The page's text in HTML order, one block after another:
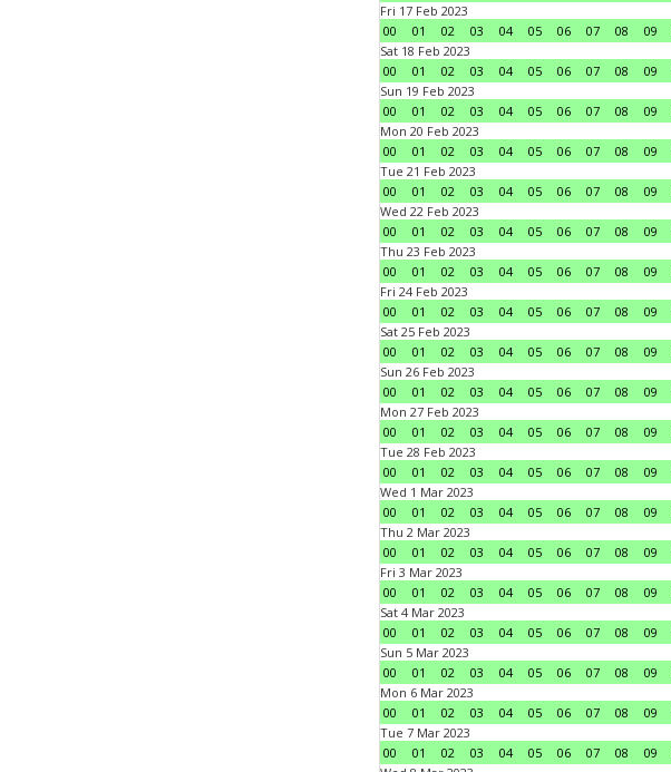
Fri 17 Feb 2023
00
01 02 03 04 05 06 07 08 09
Sat 18 Feb 2023
00
01 02 03 04 05 06 07 08 09
Sun 19 Feb 2023
00
01 02 03 04 05 06 07 08 09
Mon 20 Feb 2023
00
01 02 03 04 05 06 07 08 09
Tue 21 Feb 2023
00
01 02 03 04 05 06 07 08 09
Wed 22 Feb 2023
00
01 02 03 04 05 06 07 08 09
Thu 23 Feb 2023
00
01 02 03 04 05 06 07 08 09
Fri 24 Feb 2023
00
01 02 03 04 05 06 07 08 09
Sat 25 Feb 2023
00
01 02 03 04 05 06 07 08 09
Sun 26 Feb 2023
00
01 02 03 04 05 06 07 08 09
Mon 27 Feb 2023
00
01 02 03 04 05 06 07 08 09
Tue 28 Feb 2023
00
01 02 03 04 05 06 07 08 09
Wed 1 Mar 2023
00
01 02 03 04 05 06 07 08 09
Thu 2 Mar 2023
00
01 02 03 04 05 06 07 08 09
Fri 3 Mar 2023
00
01 02 03 04 05 06 07 08 09
Sat 4 Mar 2023
00
01 02 03 04 05 06 07 08 09
Sun 5 Mar 2023
00
01 02 03 04 05 06 07 08 09
Mon 6 Mar 2023
00
01 02 03 04 05 06 07 08 09
Tue 7 Mar 2023
00
01 02 03 04 05 06 07 08 09